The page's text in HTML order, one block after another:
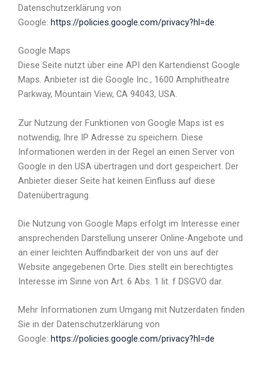
Datenschutzerklärung von
Google: https://policies.google.com/privacy?hl=de.
Google Maps
Diese Seite nutzt über eine API den Kartendienst Google
Maps. Anbieter ist die Google Inc., 1600 Amphitheatre
Parkway, Mountain View, CA 94043, USA.
Zur Nutzung der Funktionen von Google Maps ist es
notwendig, Ihre IP Adresse zu speichern. Diese
Informationen werden in der Regel an einen Server von
Google in den USA übertragen und dort gespeichert. Der
Anbieter dieser Seite hat keinen Einfluss auf diese
Datenübertragung.
Die Nutzung von Google Maps erfolgt im Interesse einer
ansprechenden Darstellung unserer Online-Angebote und
an einer leichten Auffindbarkeit der von uns auf der
Website angegebenen Orte. Dies stellt ein berechtigtes
Interesse im Sinne von Art. 6 Abs. 1 lit. f DSGVO dar.
Mehr Informationen zum Umgang mit Nutzerdaten finden
Sie in der Datenschutzerklärung von
Google: https://policies.google.com/privacy?hl=de